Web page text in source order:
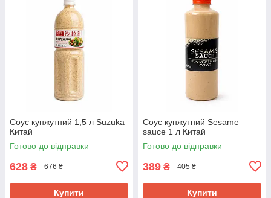
Соус кунжутний 1,5 л Suzuka
Китай
Готово до відправки
628 ₴ 676 ₴
Купити
Соус кунжутний Sesame
sauce 1 л Китай
Готово до відправки
389 ₴ 405 ₴
Купити